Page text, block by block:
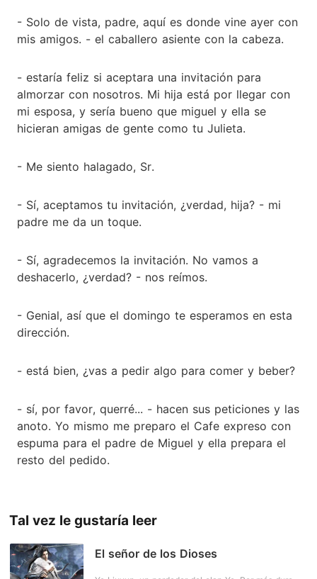
- Solo de vista, padre, aquí es donde vine ayer con
mis amigos. - el caballero asiente con la cabeza.
- estaría feliz si aceptara una invitación para
almorzar con nosotros. Mi hija está por llegar con
mi esposa, y sería bueno que miguel y ella se
hicieran amigas de gente como tu Julieta.
- Me siento halagado, Sr.
- Sí, aceptamos tu invitación, ¿verdad, hija? - mi
padre me da un toque.
- Sí, agradecemos la invitación. No vamos a
deshacerlo, ¿verdad? - nos reímos.
- Genial, así que el domingo te esperamos en esta
dirección.
- está bien, ¿vas a pedir algo para comer y beber?
- sí, por favor, querré... - hacen sus peticiones y las
anoto. Yo mismo me preparo el Cafe expreso con
espuma para el padre de Miguel y ella prepara el
resto del pedido.
Tal vez le gustaría leer
El señor de los Dioses